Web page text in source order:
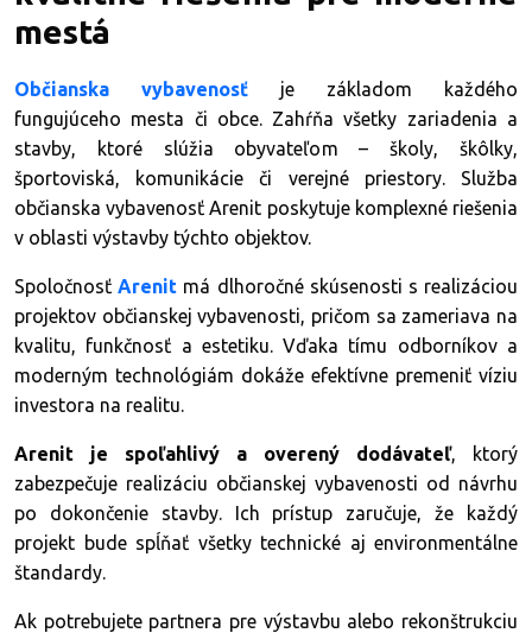
mestá
Občianska vybavenosť je základom každého
fungujúceho mesta či obce. Zahŕňa všetky zariadenia a
stavby, ktoré slúžia obyvateľom – školy, škôlky,
športoviská, komunikácie či verejné priestory. Služba
občianska vybavenosť Arenit poskytuje komplexné riešenia
v oblasti výstavby týchto objektov.
Spoločnosť Arenit má dlhoročné skúsenosti s realizáciou
projektov občianskej vybavenosti, pričom sa zameriava na
kvalitu, funkčnosť a estetiku. Vďaka tímu odborníkov a
moderným technológiám dokáže efektívne premeniť víziu
investora na realitu.
Arenit je spoľahlivý a overený dodávateľ, ktorý
zabezpečuje realizáciu občianskej vybavenosti od návrhu
po dokončenie stavby. Ich prístup zaručuje, že každý
projekt bude spĺňať všetky technické aj environmentálne
štandardy.
Ak potrebujete partnera pre výstavbu alebo rekonštrukciu